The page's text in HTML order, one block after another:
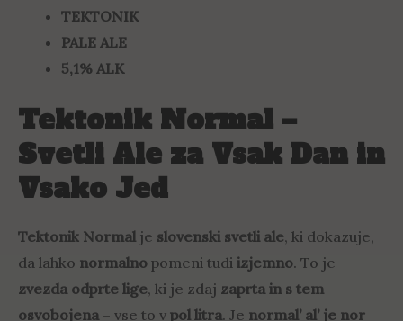
TEKTONIK
PALE ALE
5,1% ALK
Tektonik Normal –
Svetli Ale za Vsak Dan in
Vsako Jed
Tektonik Normal je slovenski svetli ale, ki dokazuje,
da lahko normalno pomeni tudi izjemno. To je
zvezda odprte lige, ki je zdaj zaprta in s tem
osvobojena– vse to v pol litra. Je normal’ al’ je nor